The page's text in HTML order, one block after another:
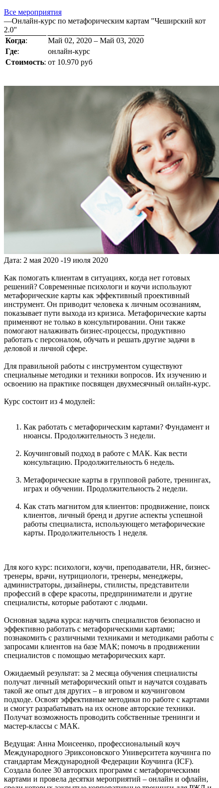
Все мероприятия
—Онлайн-курс по метафорическим картам "Чеширский кот
2.0"
Когда:
Май 02, 2020 – Май 03, 2020
Где:
онлайн-курс
Стоимость: от 10.970 руб
Дата: 2 мая 2020 -19 июля 2020
Как помогать клиентам в ситуациях, когда нет готовых
решений? Современные психологи и коучи используют
метафорические карты как эффективный проективный
инструмент. Он приводит человека к личным осознаниям,
показывает пути выхода из кризиса. Метафорические карты
применяют не только в консультировании. Они также
помогают налаживать бизнес-процессы, продуктивно
работать с персоналом, обучать и решать другие задачи в
деловой и личной сфере.
Для правильной работы с инструментом существуют
специальные методики и техники вопросов. Их изучению и
освоению на практике посвящен двухмесячный онлайн-курс.
Курс состоит из 4 модулей:
Как работать с метафорическим картами? Фундамент и
нюансы. Продолжительность 3 недели.
Коучинговый подход в работе с МАК. Как вести
консультацию. Продолжительность 6 недель.
Метафорические карты в групповой работе, тренингах,
играх и обучении. Продолжительность 2 недели.
Как стать магнитом для клиентов: продвижение, поиск
клиентов, личный бренд и другие аспекты успешной
работы специалиста, использующего метафорические
карты. Продолжительность 1 неделя.
Для кого курс: психологи, коучи, преподаватели, HR, бизнес-
тренеры, врачи, нутрициологи, тренеры, менеджеры,
администраторы, дизайнеры, стилисты, представители
профессий в сфере красоты, предприниматели и другие
специалисты, которые работают с людьми.
Основная задача курса: научить специалистов безопасно и
эффективно работать с метафорическими картами;
познакомить с различными техниками и методиками работы с
запросами клиентов на базе МАК; помочь в продвижении
специалистов с помощью метафорических карт.
Ожидаемый результат: за 2 месяца обучения специалисты
получат личный метафорический опыт и научатся создавать
такой же опыт для других – в игровом и коучинговом
подходе. Освоят эффективные методики по работе с картами
и смогут разрабатывать на их основе авторские техники.
Получат возможность проводить собственные тренинги и
мастер-классы с МАК.
Ведущая: Анна Моисеенко, профессиональный коуч
Международного Эриксоновского Университета коучинга по
стандартам Международной Федерации Коучинга (ICF).
Создала более 30 авторских программ с метафорическими
картами и провела десятки мероприятий – онлайн и офлайн,